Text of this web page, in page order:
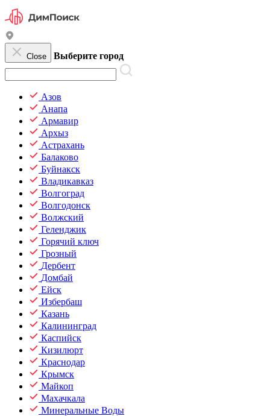
Close Выберите город
Азов
Анапа
Армавир
Архыз
Астрахань
Балаково
Буйнакск
Владикавказ
Волгоград
Волгодонск
Волжский
Геленджик
Горячий ключ
Грозный
Дербент
Домбай
Ейск
Избербаш
Казань
Калининград
Каспийск
Кизилюрт
Краснодар
Крымск
Майкоп
Махачкала
Минеральные Воды